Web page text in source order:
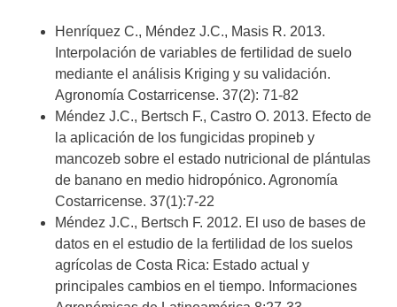
Henríquez C., Méndez J.C., Masis R. 2013.
Interpolación de variables de fertilidad de suelo
mediante el análisis Kriging y su validación.
Agronomía Costarricense. 37(2): 71-82
Méndez J.C., Bertsch F., Castro O. 2013. Efecto de
la aplicación de los fungicidas propineb y
mancozeb sobre el estado nutricional de plántulas
de banano en medio hidropónico. Agronomía
Costarricense. 37(1):7-22
Méndez J.C., Bertsch F. 2012. El uso de bases de
datos en el estudio de la fertilidad de los suelos
agrícolas de Costa Rica: Estado actual y
principales cambios en el tiempo. Informaciones